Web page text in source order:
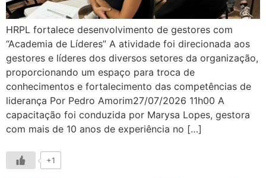
HRPL fortalece desenvolvimento de gestores com
“Academia de Líderes” A atividade foi direcionada aos
gestores e líderes dos diversos setores da organização,
proporcionando um espaço para troca de
conhecimentos e fortalecimento das competências de
liderança Por Pedro Amorim27/07/2026 11h00 A
capacitação foi conduzida por Marysa Lopes, gestora
com mais de 10 anos de experiência no […]
+1